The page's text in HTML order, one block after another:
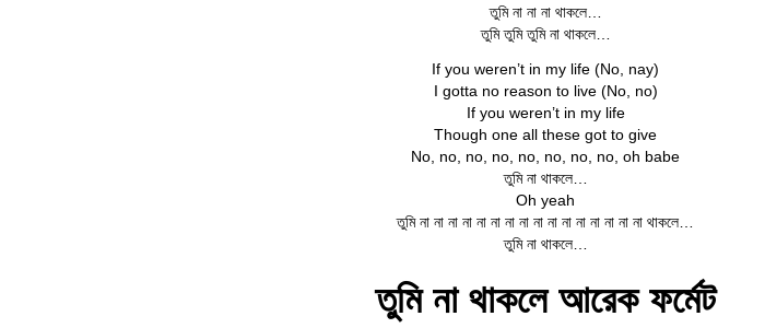
তুমি না না না থাকলে…
তুমি তুমি তুমি না থাকলে…
If you weren’t in my life (No, nay)
I gotta no reason to live (No, no)
If you weren’t in my life
Though one all these got to give
No, no, no, no, no, no, no, no, oh babe
তুমি না থাকলে…
Oh yeah
তুমি না না না না না না না না না না না না না না না না থাকলে…
তুমি না থাকলে…
তুমি না থাকলে আরেক ফর্মেট